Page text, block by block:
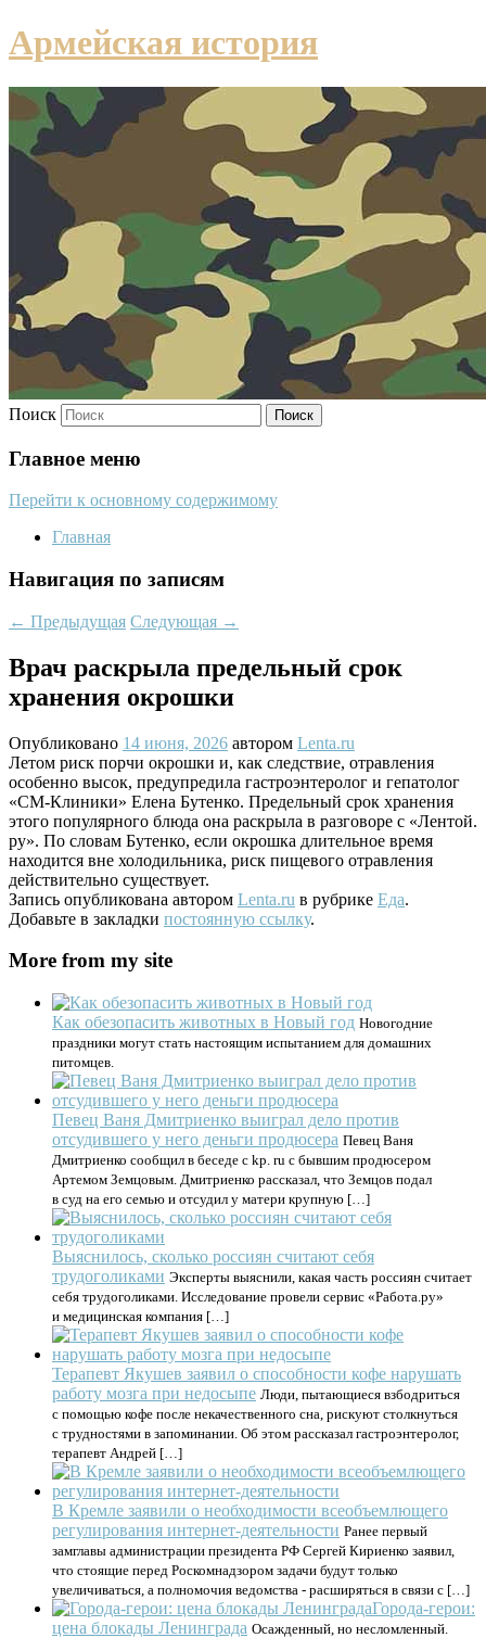
Армейская история
Поиск
Главное меню
Перейти к основному содержимому
Главная
Навигация по записям
← Предыдущая Следующая →
Врач раскрыла предельный срок
хранения окрошки
Опубликовано 14 июня, 2026 автором Lenta.ru
Летом риск порчи окрошки и, как следствие, отравления
особенно высок, предупредила гастроэнтеролог и гепатолог
«СМ-Клиники» Елена Бутенко. Предельный срок хранения
этого популярного блюда она раскрыла в разговоре с «Лентой.
ру». По словам Бутенко, если окрошка длительное время
находится вне холодильника, риск пищевого отравления
действительно существует.
Запись опубликована автором Lenta.ru в рубрике Еда.
Добавьте в закладки постоянную ссылку.
More from my site
Как обезопасить животных в Новый год Новогодние
праздники могут стать настоящим испытанием для домашних
питомцев.
Певец Ваня Дмитриенко выиграл дело против
отсудившего у него деньги продюсера Певец Ваня
Дмитриенко сообщил в беседе с kp. ru с бывшим продюсером
Артемом Земцовым. Дмитриенко рассказал, что Земцов подал
в суд на его семью и отсудил у матери крупную […]
Выяснилось, сколько россиян считают себя
трудоголиками Эксперты выяснили, какая часть россиян считает
себя трудоголиками. Исследование провели сервис «Работа.ру»
и медицинская компания […]
Терапевт Якушев заявил о способности кофе нарушать
работу мозга при недосыпе Люди, пытающиеся взбодриться
с помощью кофе после некачественного сна, рискуют столкнуться
с трудностями в запоминании. Об этом рассказал гастроэнтеролог,
терапевт Андрей […]
В Кремле заявили о необходимости всеобъемлющего
регулирования интернет-деятельности Ранее первый
замглавы администрации президента РФ Сергей Кириенко заявил,
что стоящие перед Роскомнадзором задачи будут только
увеличиваться, а полномочия ведомства - расширяться в связи с […]
Города-герои:
цена блокады Ленинграда Осажденный, но несломленный.